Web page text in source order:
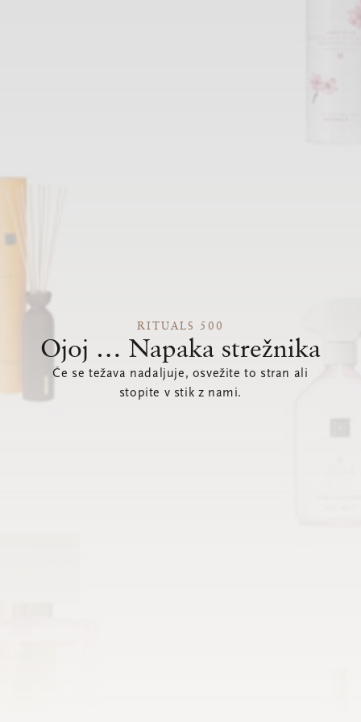
RITUALS 500
Ojoj … Napaka strežnika
Če se težava nadaljuje, osvežite to stran ali
stopite v stik z nami.